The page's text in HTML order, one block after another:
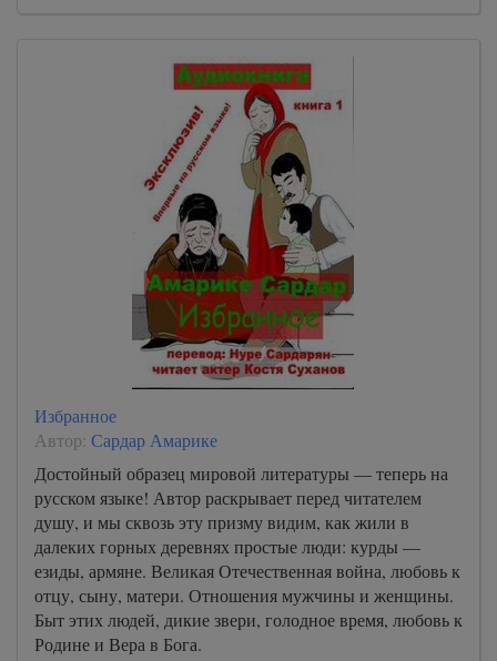
Избранное
Автор: Сардар Амарике
Достойный образец мировой литературы — теперь на
русском языке! Автор раскрывает перед читателем
душу, и мы сквозь эту призму видим, как жили в
далеких горных деревнях простые люди: курды —
езиды, армяне. Великая Отечественная война, любовь к
отцу, сыну, матери. Отношения мужчины и женщины.
Быт этих людей, дикие звери, голодное время, любовь к
Родине и Вера в Бога.